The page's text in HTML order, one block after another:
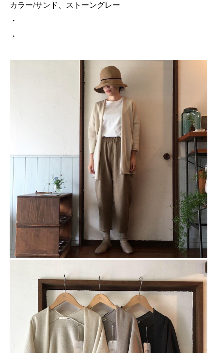
カラー/サンド、ストーングレー
・
・